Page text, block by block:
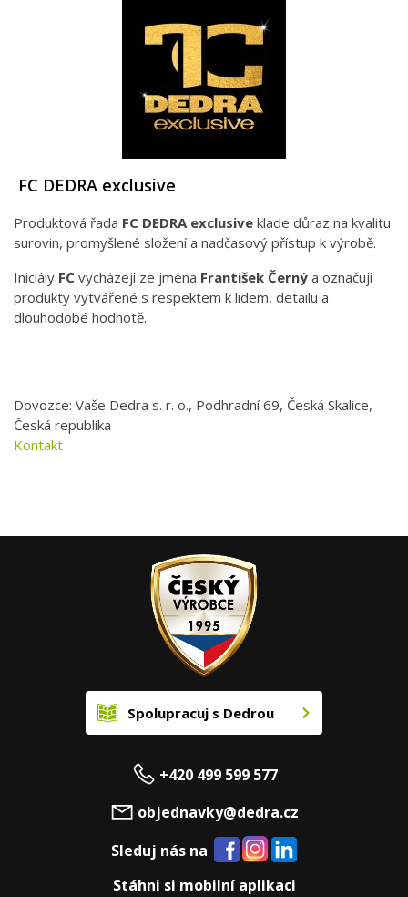
FC DEDRA exclusive
Produktová řada FC DEDRA exclusive klade důraz na kvalitu
surovin, promyšlené složení a nadčasový přístup k výrobě.
Iniciály FC vycházejí ze jména František Černý a označují
produkty vytvářené s respektem k lidem, detailu a
dlouhodobé hodnotě.
Dovozce: Vaše Dedra s. r. o., Podhradní 69, Česká Skalice,
Česká republika
Kontakt
Spolupracuj s Dedrou
+420 499 599 577
objednavky@dedra.cz
Sleduj nás na
Stáhni si mobilní aplikaci